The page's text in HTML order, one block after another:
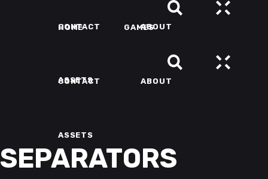
HOME GAMES
CONTACT ABOUT
ASSETS
CONTACT ABOUT
ASSETS
SEPARATORS